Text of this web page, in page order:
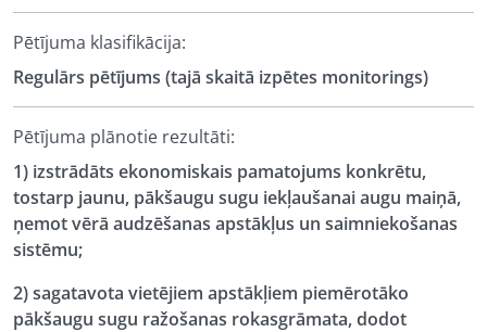
Pētījuma klasifikācija:
Regulārs pētījums (tajā skaitā izpētes monitorings)
Pētījuma plānotie rezultāti:
1) izstrādāts ekonomiskais pamatojums konkrētu,
tostarp jaunu, pākšaugu sugu iekļaušanai augu maiņā,
ņemot vērā audzēšanas apstākļus un saimniekošanas
sistēmu;
2) sagatavota vietējiem apstākļiem piemērotāko
pākšaugu sugu ražošanas rokasgrāmata, dodot